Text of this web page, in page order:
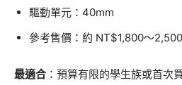
驅動單元：40mm
參考售價：約 NT$1,800～2,500
最適合 ：預算有限的學生族或首次